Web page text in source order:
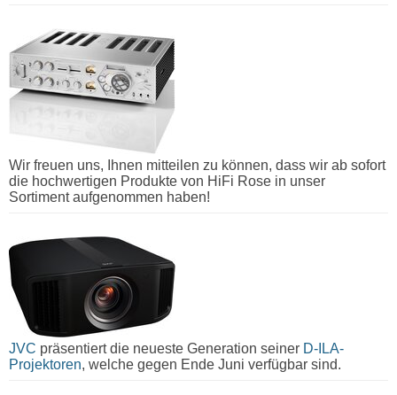
Wir freuen uns, Ihnen mitteilen zu können, dass wir ab sofort
die hochwertigen Produkte von HiFi Rose in unser
Sortiment aufgenommen haben!
JVC präsentiert die neueste Generation seiner D-ILA-
Projektoren, welche gegen Ende Juni verfügbar sind.